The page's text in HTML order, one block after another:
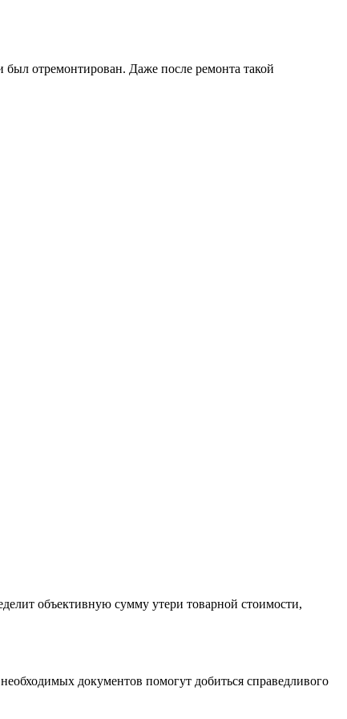
отремонтирован. Даже после ремонта такой
объективную сумму утери товарной стоимости,
документов помогут добиться справедливого